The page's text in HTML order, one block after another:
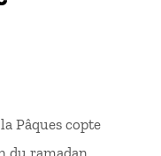
Pâques copte
du ramadan